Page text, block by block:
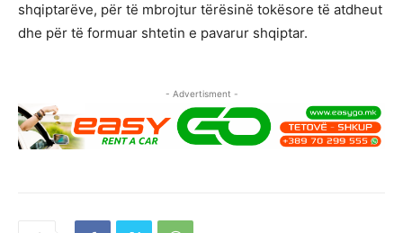
shqiptarëve, për të mbrojtur tërësinë tokësore të atdheut
dhe për të formuar shtetin e pavarur shqiptar.
- Advertisment -